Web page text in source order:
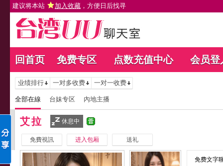
建议将本站 加入收藏 ，方便日后找寻
回首页 免费专区 点数充值中心 会员登
业绩排行 一对多收费 一对一收费
全部在線 台妹专区 內地主播
艾拉 休息中
免費視訊 进入包厢 送礼
免费文字